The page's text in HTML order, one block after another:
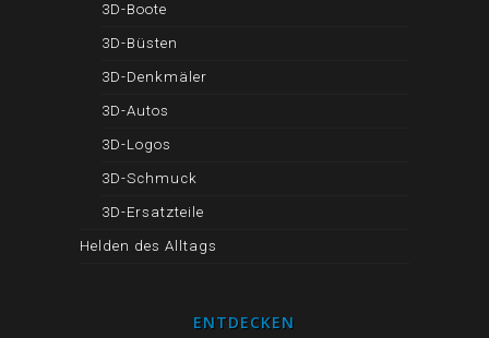
3D-Boote
3D-Büsten
3D-Denkmäler
3D-Autos
3D-Logos
3D-Schmuck
3D-Ersatzteile
Helden des Alltags
ENTDECKEN